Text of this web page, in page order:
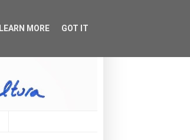
LEARN MORE GOT IT